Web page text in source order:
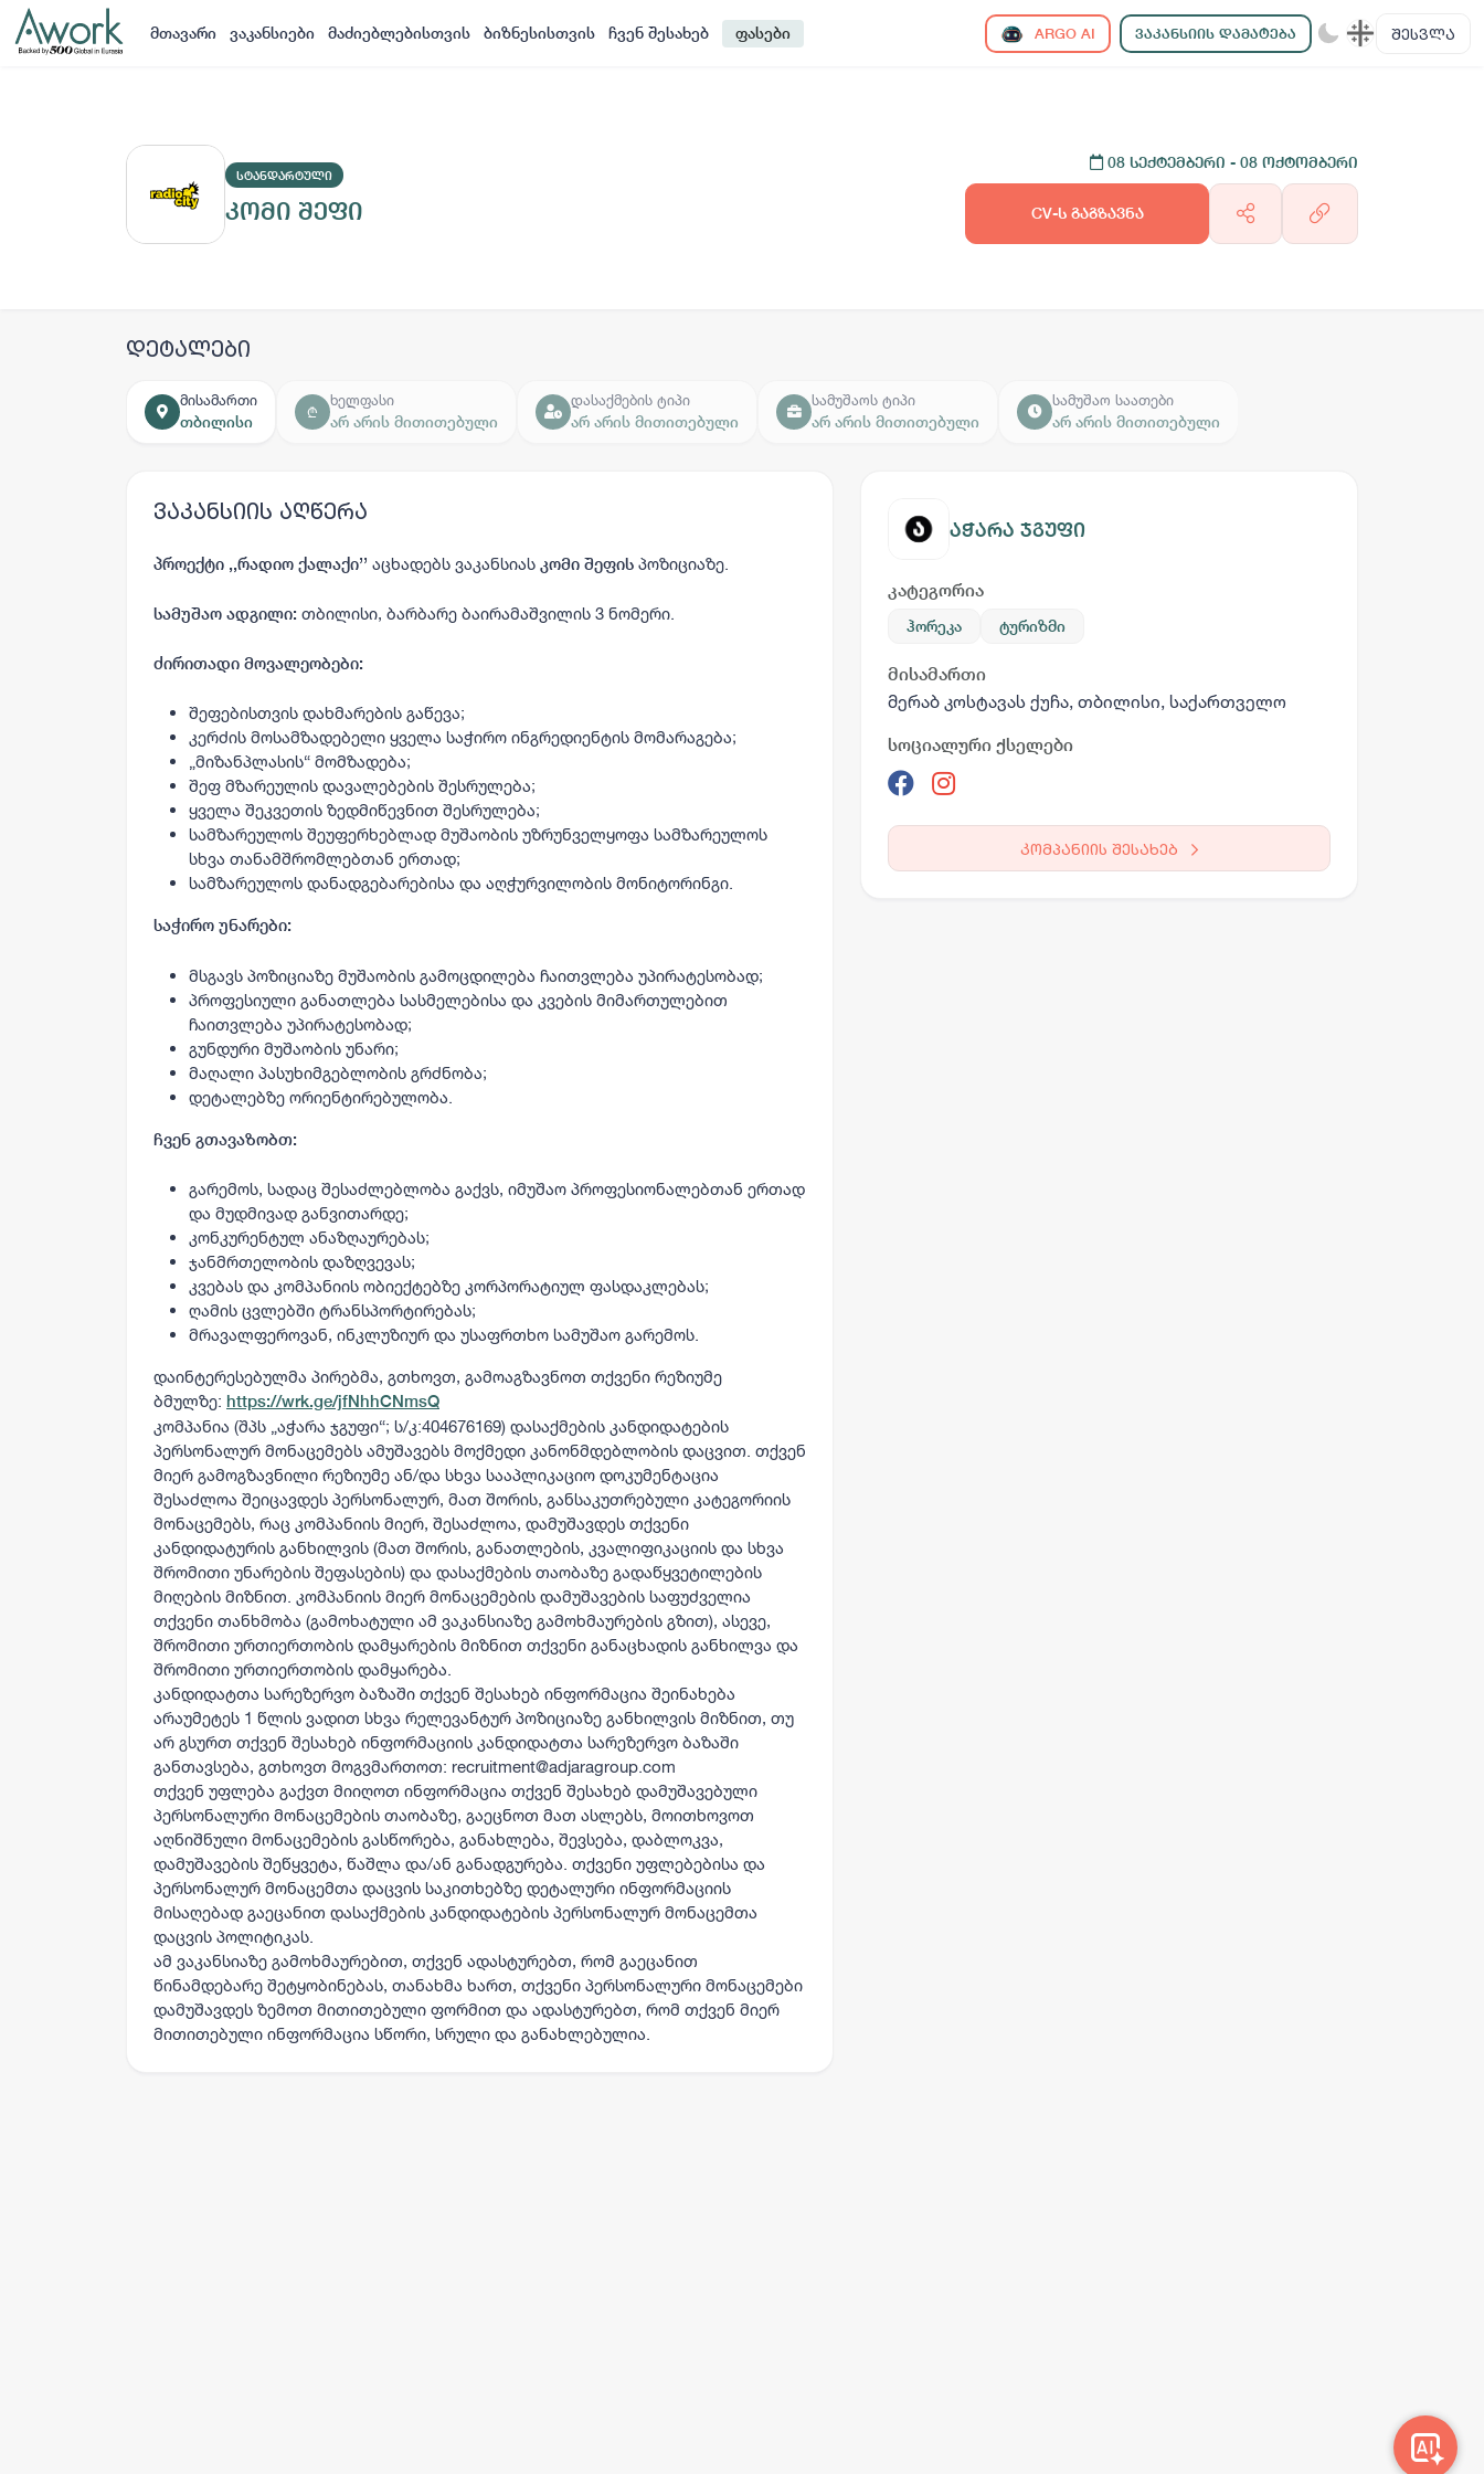
მთავარი ვაკანსიები მაძიებლებისთვის ბიზნესისთვის ჩვენ შესახებ ფასები ARGO AI ᲕᲐᲙᲐᲜᲡᲘᲘᲡ ᲓᲐᲛᲐᲢᲔᲑᲐ ᲨᲔᲡᲕᲚᲐ
ᲡᲢᲐᲜᲓᲐᲠᲢᲣᲚᲘ
კომი შეფი
08 სექტემბერი - 08 ოქტომბერი
CV-ს გაგზავნა
დეტალები
მისამართი
თბილისი
₾
ხელფასი
არ არის მითითებული
დასაქმების ტიპი
არ არის მითითებული
სამუშაოს ტიპი
არ არის მითითებული
სამუშაო საათები
არ არის მითითებული
ვაკანსიის აღწერა
პროექტი ,,რადიო ქალაქი’’ აცხადებს ვაკანსიას კომი შეფის პოზიციაზე.
სამუშაო ადგილი: თბილისი, ბარბარე ბაირამაშვილის 3 ნომერი.
ძირითადი მოვალეობები:
შეფებისთვის დახმარების გაწევა;
კერძის მოსამზადებელი ყველა საჭირო ინგრედიენტის მომარაგება;
„მიზანპლასის“ მომზადება;
შეფ მზარეულის დავალებების შესრულება;
ყველა შეკვეთის ზედმიწევნით შესრულება;
სამზარეულოს შეუფერხებლად მუშაობის უზრუნველყოფა სამზარეულოს
სხვა თანამშრომლებთან ერთად;
სამზარეულოს დანადგებარებისა და აღჭურვილობის მონიტორინგი.
საჭირო უნარები:
მსგავს პოზიციაზე მუშაობის გამოცდილება ჩაითვლება უპირატესობად;
პროფესიული განათლება სასმელებისა და კვების მიმართულებით
ჩაითვლება უპირატესობად;
გუნდური მუშაობის უნარი;
მაღალი პასუხიმგებლობის გრძნობა;
დეტალებზე ორიენტირებულობა.
ჩვენ გთავაზობთ:
გარემოს, სადაც შესაძლებლობა გაქვს, იმუშაო პროფესიონალებთან ერთად
და მუდმივად განვითარდე;
კონკურენტულ ანაზღაურებას;
ჯანმრთელობის დაზღვევას;
კვებას და კომპანიის ობიექტებზე კორპორატიულ ფასდაკლებას;
ღამის ცვლებში ტრანსპორტირებას;
მრავალფეროვან, ინკლუზიურ და უსაფრთხო სამუშაო გარემოს.
დაინტერესებულმა პირებმა, გთხოვთ, გამოაგზავნოთ თქვენი რეზიუმე
ბმულზე: https://wrk.ge/jfNhhCNmsQ
კომპანია (შპს „აჭარა ჯგუფი“; ს/კ:404676169) დასაქმების კანდიდატების
პერსონალურ მონაცემებს ამუშავებს მოქმედი კანონმდებლობის დაცვით. თქვენ
მიერ გამოგზავნილი რეზიუმე ან/და სხვა სააპლიკაციო დოკუმენტაცია
შესაძლოა შეიცავდეს პერსონალურ, მათ შორის, განსაკუთრებული კატეგორიის
მონაცემებს, რაც კომპანიის მიერ, შესაძლოა, დამუშავდეს თქვენი
კანდიდატურის განხილვის (მათ შორის, განათლების, კვალიფიკაციის და სხვა
შრომითი უნარების შეფასების) და დასაქმების თაობაზე გადაწყვეტილების
მიღების მიზნით. კომპანიის მიერ მონაცემების დამუშავების საფუძველია
თქვენი თანხმობა (გამოხატული ამ ვაკანსიაზე გამოხმაურების გზით), ასევე,
შრომითი ურთიერთობის დამყარების მიზნით თქვენი განაცხადის განხილვა და
შრომითი ურთიერთობის დამყარება.
კანდიდატთა სარეზერვო ბაზაში თქვენ შესახებ ინფორმაცია შეინახება
არაუმეტეს 1 წლის ვადით სხვა რელევანტურ პოზიციაზე განხილვის მიზნით, თუ
არ გსურთ თქვენ შესახებ ინფორმაციის კანდიდატთა სარეზერვო ბაზაში
განთავსება, გთხოვთ მოგვმართოთ: recruitment@adjaragroup.com
თქვენ უფლება გაქვთ მიიღოთ ინფორმაცია თქვენ შესახებ დამუშავებული
პერსონალური მონაცემების თაობაზე, გაეცნოთ მათ ასლებს, მოითხოვოთ
აღნიშნული მონაცემების გასწორება, განახლება, შევსება, დაბლოკვა,
დამუშავების შეწყვეტა, წაშლა და/ან განადგურება. თქვენი უფლებებისა და
პერსონალურ მონაცემთა დაცვის საკითხებზე დეტალური ინფორმაციის
მისაღებად გაეცანით დასაქმების კანდიდატების პერსონალურ მონაცემთა
დაცვის პოლიტიკას.
ამ ვაკანსიაზე გამოხმაურებით, თქვენ ადასტურებთ, რომ გაეცანით
წინამდებარე შეტყობინებას, თანახმა ხართ, თქვენი პერსონალური მონაცემები
დამუშავდეს ზემოთ მითითებული ფორმით და ადასტურებთ, რომ თქვენ მიერ
მითითებული ინფორმაცია სწორი, სრული და განახლებულია.
აჭარა ჯგუფი
კატეგორია
ჰორეკა ტურიზმი
მისამართი
მერაბ კოსტავას ქუჩა, თბილისი, საქართველო
სოციალური ქსელები
კომპანიის შესახებ